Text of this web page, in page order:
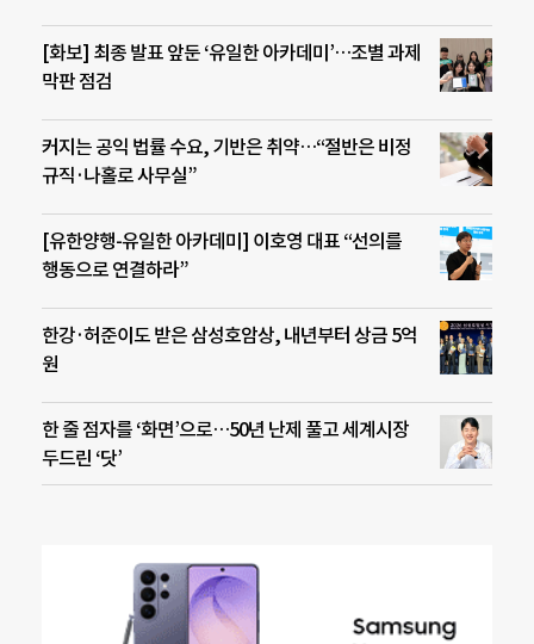
[화보] 최종 발표 앞둔 ‘유일한 아카데미’…조별 과제
막판 점검
커지는 공익 법률 수요, 기반은 취약…“절반은 비정
규직·나홀로 사무실”
[유한양행-유일한 아카데미] 이호영 대표 “선의를
행동으로 연결하라”
한강·허준이도 받은 삼성호암상, 내년부터 상금 5억
원
한 줄 점자를 ‘화면’으로…50년 난제 풀고 세계시장
두드린 ‘닷’